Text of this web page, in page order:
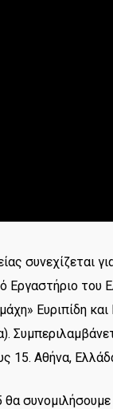
συνεχίζεται
του
Ευριπίδη
15. Αθήνα,
θα